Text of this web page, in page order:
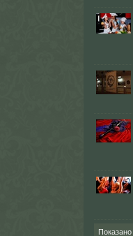
Показано